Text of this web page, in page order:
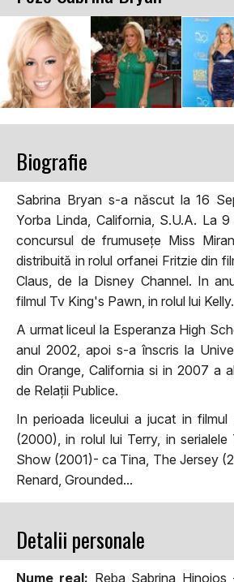
Biografie
Sabrina Bryan s-a născut la 16
Yorba Linda, California, S.U.A. La
concursul de frumusețe Miss
distribuită in rolul orfanei Fritzie din
Claus, de la Disney Channel. In
filmul Tv King's Pawn, in rolul lui Kelly.
A urmat liceul la Esperanza High
anul 2002, apoi s-a înscris la
din Orange, California si in 2007 a
de Relații Publice.
In perioada liceului a jucat in filmul
(2000), in rolul lui Terry, in serialele
Show (2001)- ca Tina, The Jersey
Renard, Grounded...
Detalii personale
Nume real: Reba Sabrina Hinojos